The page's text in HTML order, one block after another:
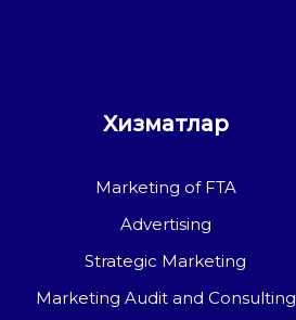
Хизматлар
Marketing of FTA
Advertising
Strategic Marketing
Marketing Audit and Consulting